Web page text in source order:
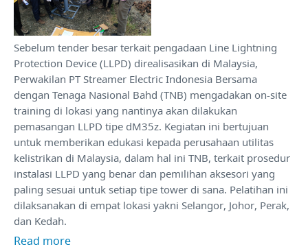
Sebelum tender besar terkait pengadaan Line Lightning
Protection Device (LLPD) direalisasikan di Malaysia,
Perwakilan PT Streamer Electric Indonesia Bersama
dengan Tenaga Nasional Bahd (TNB) mengadakan on-site
training di lokasi yang nantinya akan dilakukan
pemasangan LLPD tipe dM35z. Kegiatan ini bertujuan
untuk memberikan edukasi kepada perusahaan utilitas
kelistrikan di Malaysia, dalam hal ini TNB, terkait prosedur
instalasi LLPD yang benar dan pemilihan aksesori yang
paling sesuai untuk setiap tipe tower di sana. Pelatihan ini
dilaksanakan di empat lokasi yakni Selangor, Johor, Perak,
dan Kedah.
Read more